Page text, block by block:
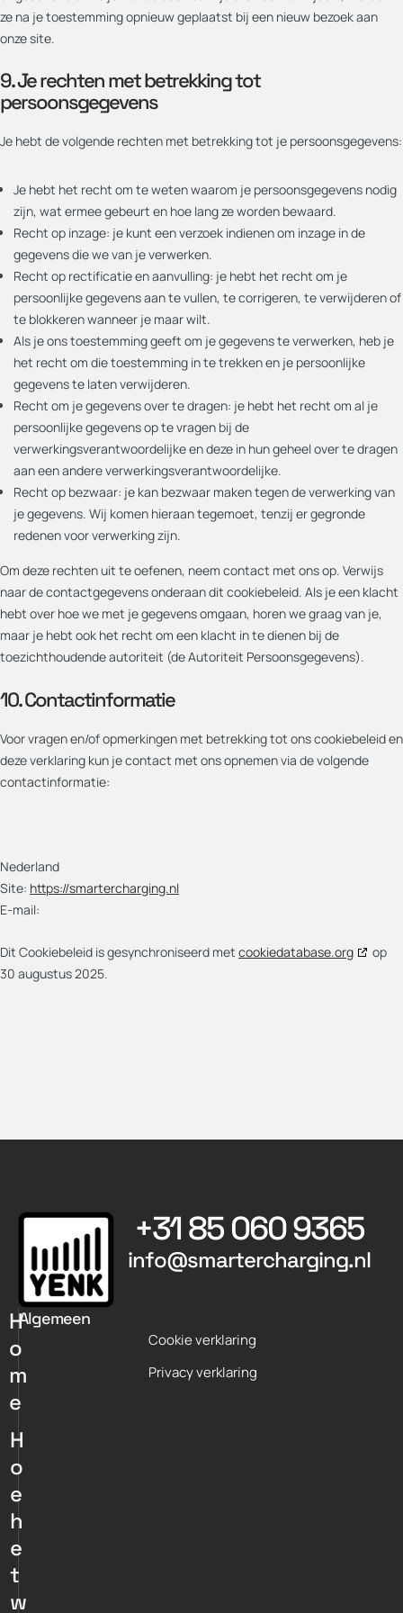
ze na je toestemming opnieuw geplaatst bij een nieuw bezoek aan
onze site.
9. Je rechten met betrekking tot
persoonsgegevens
Je hebt de volgende rechten met betrekking tot je persoonsgegevens:
Je hebt het recht om te weten waarom je persoonsgegevens nodig
zijn, wat ermee gebeurt en hoe lang ze worden bewaard.
Recht op inzage: je kunt een verzoek indienen om inzage in de
gegevens die we van je verwerken.
Recht op rectificatie en aanvulling: je hebt het recht om je
persoonlijke gegevens aan te vullen, te corrigeren, te verwijderen of
te blokkeren wanneer je maar wilt.
Als je ons toestemming geeft om je gegevens te verwerken, heb je
het recht om die toestemming in te trekken en je persoonlijke
gegevens te laten verwijderen.
Recht om je gegevens over te dragen: je hebt het recht om al je
persoonlijke gegevens op te vragen bij de
verwerkingsverantwoordelijke en deze in hun geheel over te dragen
aan een andere verwerkingsverantwoordelijke.
Recht op bezwaar: je kan bezwaar maken tegen de verwerking van
je gegevens. Wij komen hieraan tegemoet, tenzij er gegronde
redenen voor verwerking zijn.
Om deze rechten uit te oefenen, neem contact met ons op. Verwijs
naar de contactgegevens onderaan dit cookiebeleid. Als je een klacht
hebt over hoe we met je gegevens omgaan, horen we graag van je,
maar je hebt ook het recht om een klacht in te dienen bij de
toezichthoudende autoriteit (de Autoriteit Persoonsgegevens).
10. Contactinformatie
Voor vragen en/of opmerkingen met betrekking tot ons cookiebeleid en
deze verklaring kun je contact met ons opnemen via de volgende
contactinformatie:
Nederland
Site: https://smartercharging.nl
E-mail:
Dit Cookiebeleid is gesynchroniseerd met cookiedatabase.org
op
30 augustus 2025.
+31 85 060 9365
info@smartercharging.nl
H
o
m
e
H
o
e
h
e
t
w
Algemeen
Cookie verklaring
Privacy verklaring